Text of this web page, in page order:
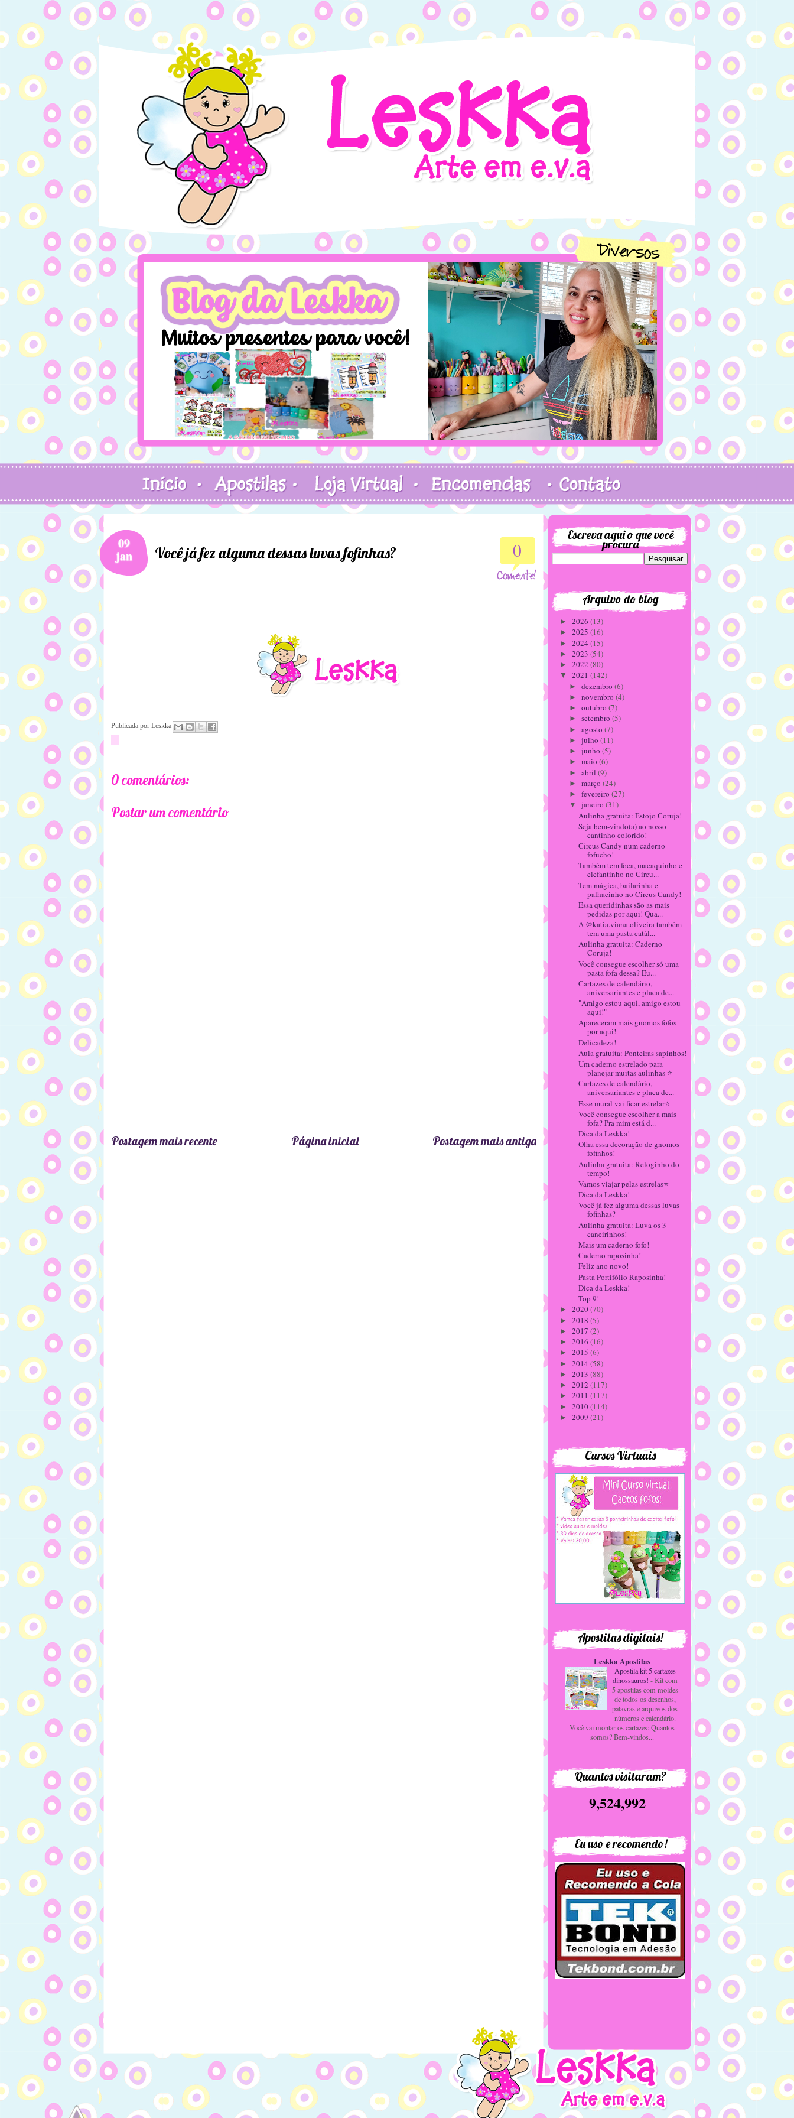
09
jan 0
Você já fez alguma dessas luvas fofinhas?
Publicada por Leskka
0 comentários:
Postar um comentário
Postagem mais recente Postagem mais antiga
Página inicial
Escreva aqui o que você
procura
Arquivo do blog
► 2026 (13)
► 2025 (16)
► 2024 (15)
► 2023 (54)
► 2022 (80)
▼ 2021 (142)
► dezembro (6)
► novembro (4)
► outubro (7)
► setembro (5)
► agosto (7)
► julho (11)
► junho (5)
► maio (6)
► abril (9)
► março (24)
► fevereiro (27)
▼ janeiro (31)
Aulinha gratuita: Estojo Coruja!
Seja bem-vindo(a) ao nosso
cantinho colorido!
Circus Candy num caderno
fofucho!
Também tem foca, macaquinho e
elefantinho no Circu...
Tem mágica, bailarinha e
palhacinho no Circus Candy!
Essa queridinhas são as mais
pedidas por aqui! Qua...
A @katia.viana.oliveira também
tem uma pasta catál...
Aulinha gratuita: Caderno
Coruja!
Você consegue escolher só uma
pasta fofa dessa? Eu...
Cartazes de calendário,
aniversariantes e placa de...
"Amigo estou aqui, amigo estou
aqui!"
Apareceram mais gnomos fofos
por aqui!
Delicadeza!
Aula gratuita: Ponteiras sapinhos!
Um caderno estrelado para
planejar muitas aulinhas ⭐
Cartazes de calendário,
aniversariantes e placa de...
Esse mural vai ficar estrelar⭐
Você consegue escolher a mais
fofa? Pra mim está d...
Dica da Leskka!
Olha essa decoração de gnomos
fofinhos!
Aulinha gratuita: Reloginho do
tempo!
Vamos viajar pelas estrelas⭐
Dica da Leskka!
Você já fez alguma dessas luvas
fofinhas?
Aulinha gratuita: Luva os 3
caneirinhos!
Mais um caderno fofo!
Caderno raposinha!
Feliz ano novo!
Pasta Portifólio Raposinha!
Dica da Leskka!
Top 9!
► 2020(70)
► 2018 (5)
► 2017 (2)
► 2016 (16)
► 2015 (6)
► 2014 (58)
► 2013 (88)
► 2012 (117)
► 2011 (117)
► 2010(114)
► 2009 (21)
Cursos Virtuais
Apostilas digitais!
Leskka Apostilas
Apostila kit 5 cartazes
dinossauros! -Kit com
5 apostilas com moldes
de todos os desenhos,
palavras e arquivos dos
números e calendário.
Você vai montar os cartazes: Quantos
somos? Bem-vindos...
Quantos visitaram?
9,524,992
Eu uso e recomendo!